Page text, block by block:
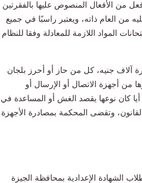
من الأفعال المنصوص عليها بالفقرتين
من العام ذاته، ويعتبر راسبًا في جميع
المواد اللازمة للمعادلة وفقا للنظام
آلاف جنيه، كل من حاز أو أحرز بلجان
من أجهزة الاتصال أو الإرسال أو
أيا كان نوعها يقصد الغش أو المساعدة في
المنصوص عليها في المادة (1) من هذا القانون، وتقضى المحكمة بمصادرة الأجهزة
الشهادة الإعدادية بمحافظة الجيزة